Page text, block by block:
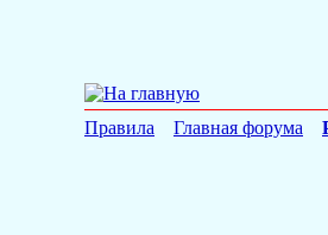
Правила Главная форума